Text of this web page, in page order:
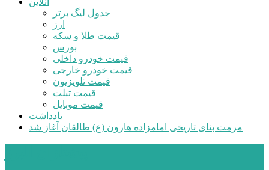
جدول لیگ برتر
ارز
قیمت طلا و سکه
بورس
قیمت خودرو داخلی
قیمت خودرو خارجی
قیمت تلویزیون
قیمت تبلت
قیمت موبایل
یادداشت
مرمت بنای تاریخی امامزاده هارون (ع) طالقان آغاز شد